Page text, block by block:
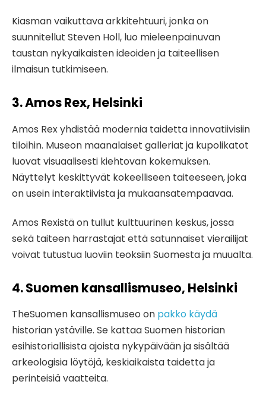
Kiasman vaikuttava arkkitehtuuri, jonka on
suunnitellut Steven Holl, luo mieleenpainuvan
taustan nykyaikaisten ideoiden ja taiteellisen
ilmaisun tutkimiseen.
3. Amos Rex, Helsinki
Amos Rex yhdistää modernia taidetta innovatiivisiin
tiloihin. Museon maanalaiset galleriat ja kupolikatot
luovat visuaalisesti kiehtovan kokemuksen.
Näyttelyt keskittyvät kokeelliseen taiteeseen, joka
on usein interaktiivista ja mukaansatempaavaa.
Amos Rexistä on tullut kulttuurinen keskus, jossa
sekä taiteen harrastajat että satunnaiset vierailijat
voivat tutustua luoviin teoksiin Suomesta ja muualta.
4. Suomen kansallismuseo, Helsinki
TheSuomen kansallismuseo on pakko käydä
historian ystäville. Se kattaa Suomen historian
esihistoriallisista ajoista nykypäivään ja sisältää
arkeologisia löytöjä, keskiaikaista taidetta ja
perinteisiä vaatteita.